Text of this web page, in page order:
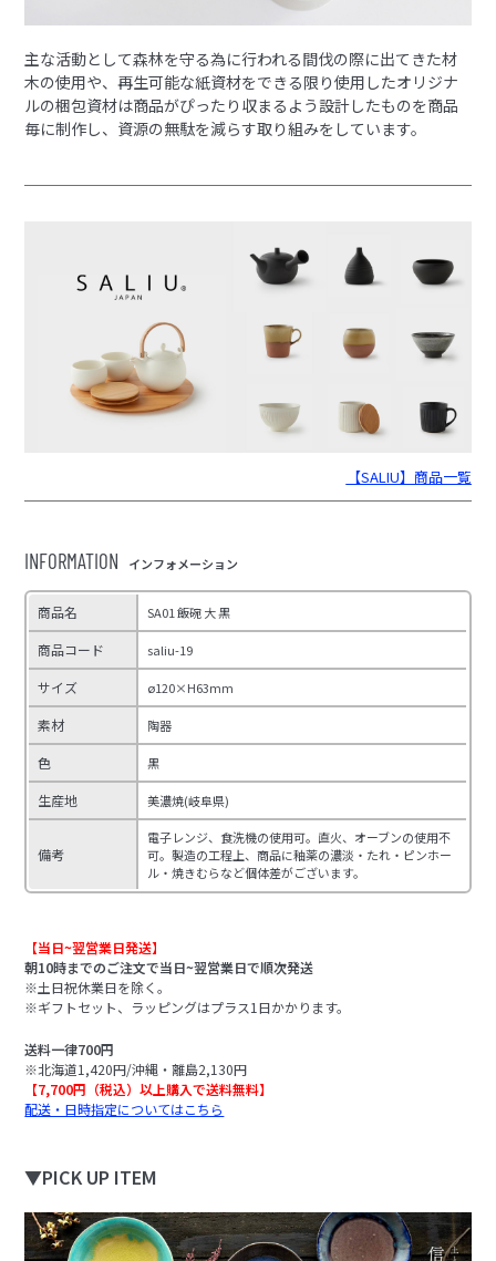
主な活動として森林を守る為に行われる間伐の際に出てきた材
木の使用や、再生可能な紙資材をできる限り使用したオリジナ
ルの梱包資材は商品がぴったり収まるよう設計したものを商品
毎に制作し、資源の無駄を減らす取り組みをしています。
【SALIU】商品一覧
INFORMATION インフォメーション
商品名 SA01 飯碗 大 黒
商品コード saliu-19
サイズ ø120×H63mm
素材 陶器
色 黒
生産地 美濃焼(岐阜県)
備考
電子レンジ、食洗機の使用可。直火、オーブンの使用不
可。製造の工程上、商品に釉薬の濃淡・たれ・ピンホー
ル・焼きむらなど個体差がございます。
【当日~翌営業日発送】
朝10時までのご注文で当日~翌営業日で順次発送
※土日祝休業日を除く。
※ギフトセット、ラッピングはプラス1日かかります。
送料一律700円
※北海道1,420円/沖縄・離島2,130円
【7,700円（税込）以上購入で送料無料】
配送・日時指定についてはこちら
▼PICK UP ITEM